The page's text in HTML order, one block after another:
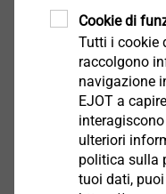
Adatto anche per:
Mattoni
Mattoni pieni di
Download
Italiano
Cookie di
Tutti i cookie
raccolgono
navigazione
EJOT a
ulteriori
politica sulla
tuoi dati,